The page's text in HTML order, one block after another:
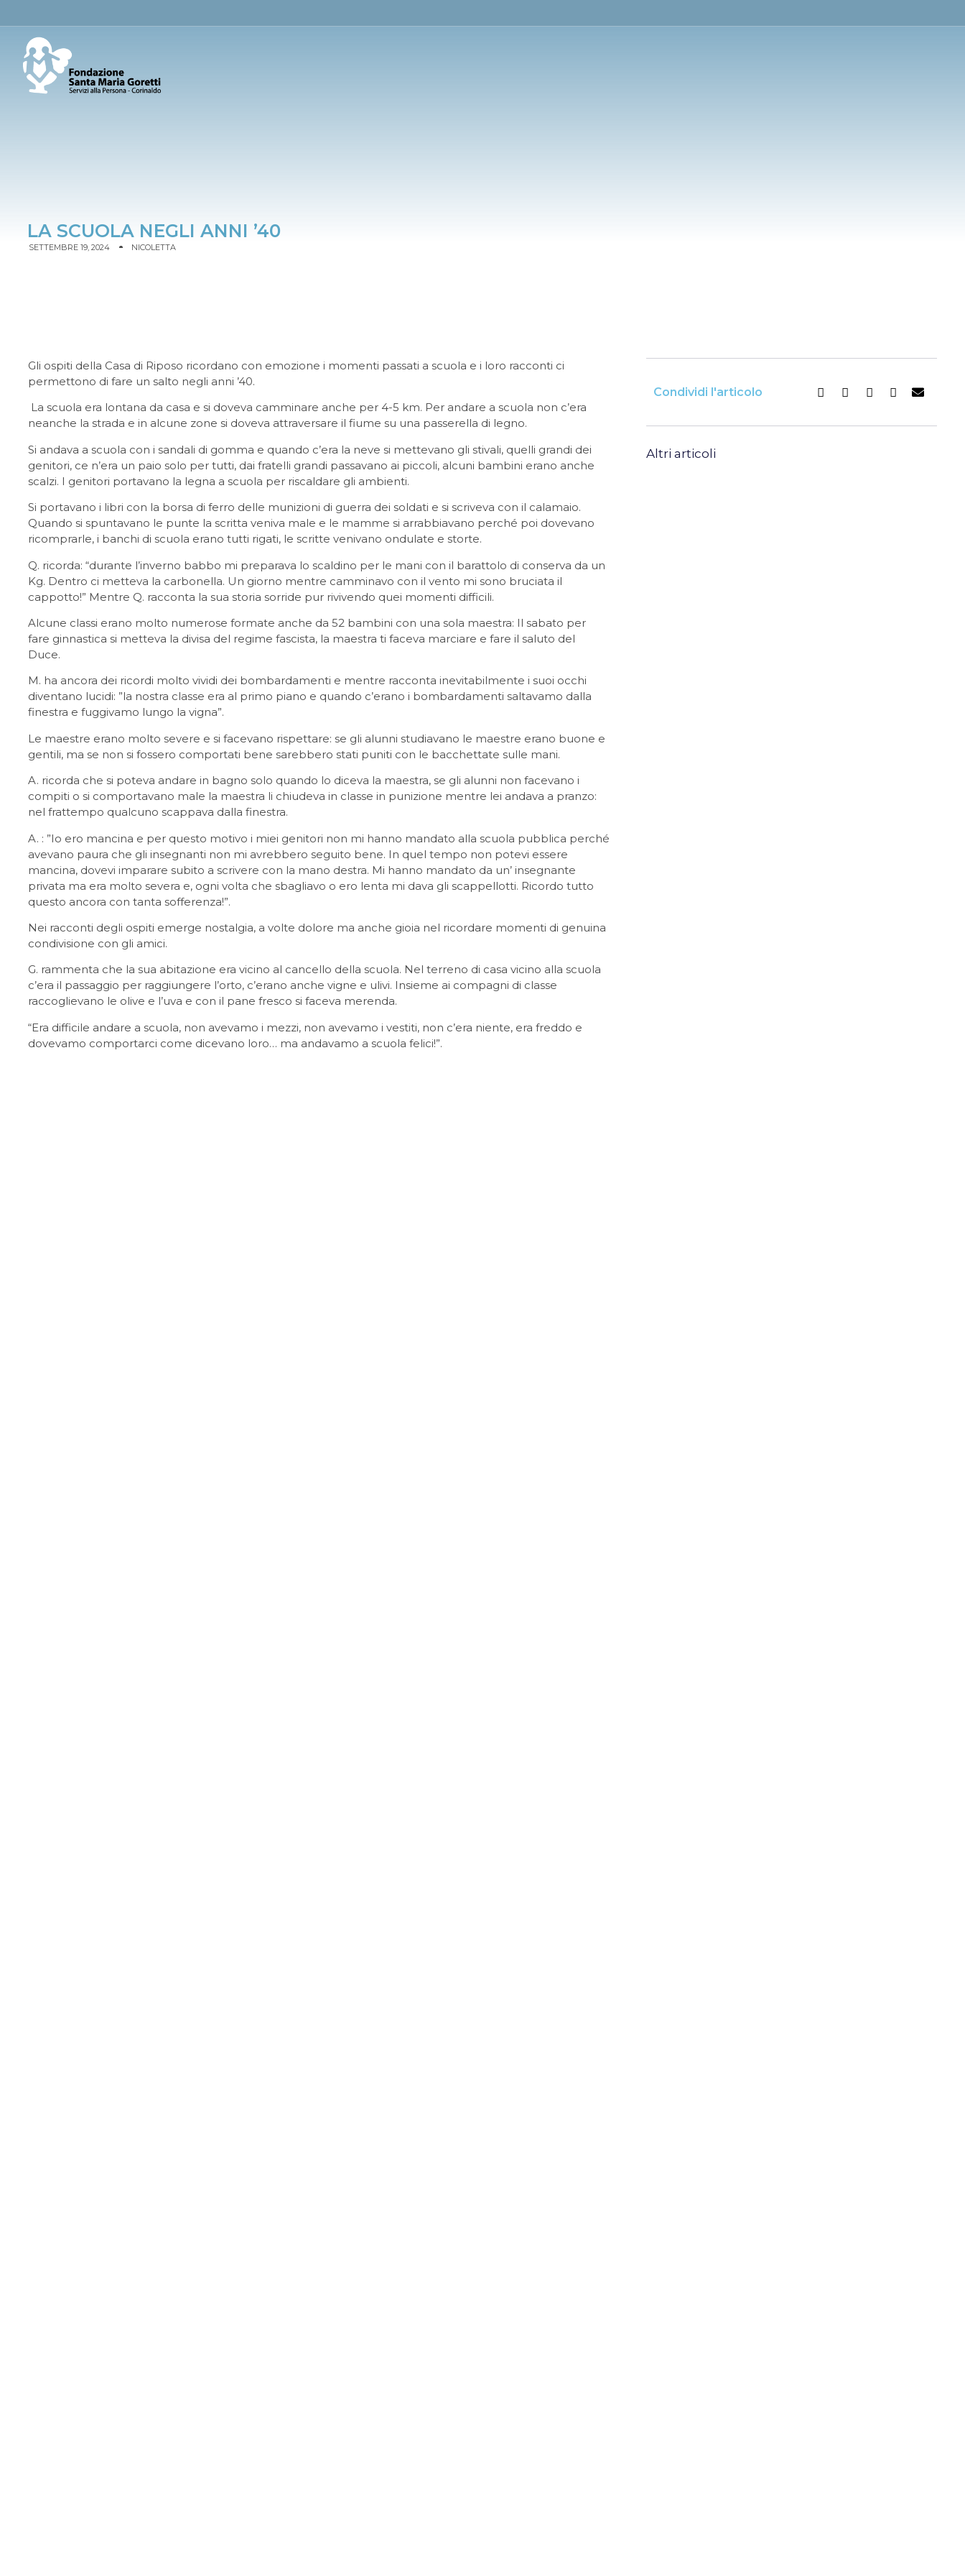
LA SCUOLA NEGLI ANNI ’40
SETTEMBRE 19, 2024 NICOLETTA
Gli ospiti della Casa di Riposo ricordano con emozione i momenti passati a scuola e i loro racconti ci
permettono di fare un salto negli anni ’40.
La scuola era lontana da casa e si doveva camminare anche per 4-5 km. Per andare a scuola non c’era
neanche la strada e in alcune zone si doveva attraversare il fiume su una passerella di legno.
Si andava a scuola con i sandali di gomma e quando c’era la neve si mettevano gli stivali, quelli grandi dei
genitori, ce n’era un paio solo per tutti, dai fratelli grandi passavano ai piccoli, alcuni bambini erano anche
scalzi. I genitori portavano la legna a scuola per riscaldare gli ambienti.
Si portavano i libri con la borsa di ferro delle munizioni di guerra dei soldati e si scriveva con il calamaio.
Quando si spuntavano le punte la scritta veniva male e le mamme si arrabbiavano perché poi dovevano
ricomprarle, i banchi di scuola erano tutti rigati, le scritte venivano ondulate e storte.
Q. ricorda: “durante l’inverno babbo mi preparava lo scaldino per le mani con il barattolo di conserva da un
Kg. Dentro ci metteva la carbonella. Un giorno mentre camminavo con il vento mi sono bruciata il
cappotto!” Mentre Q. racconta la sua storia sorride pur rivivendo quei momenti difficili.
Alcune classi erano molto numerose formate anche da 52 bambini con una sola maestra: Il sabato per
fare ginnastica si metteva la divisa del regime fascista, la maestra ti faceva marciare e fare il saluto del
Duce.
M. ha ancora dei ricordi molto vividi dei bombardamenti e mentre racconta inevitabilmente i suoi occhi
diventano lucidi: ”la nostra classe era al primo piano e quando c’erano i bombardamenti saltavamo dalla
finestra e fuggivamo lungo la vigna”.
Le maestre erano molto severe e si facevano rispettare: se gli alunni studiavano le maestre erano buone e
gentili, ma se non si fossero comportati bene sarebbero stati puniti con le bacchettate sulle mani.
A. ricorda che si poteva andare in bagno solo quando lo diceva la maestra, se gli alunni non facevano i
compiti o si comportavano male la maestra li chiudeva in classe in punizione mentre lei andava a pranzo:
nel frattempo qualcuno scappava dalla finestra.
A. : ”Io ero mancina e per questo motivo i miei genitori non mi hanno mandato alla scuola pubblica perché
avevano paura che gli insegnanti non mi avrebbero seguito bene. In quel tempo non potevi essere
mancina, dovevi imparare subito a scrivere con la mano destra. Mi hanno mandato da un’ insegnante
privata ma era molto severa e, ogni volta che sbagliavo o ero lenta mi dava gli scappellotti. Ricordo tutto
questo ancora con tanta sofferenza!”.
Nei racconti degli ospiti emerge nostalgia, a volte dolore ma anche gioia nel ricordare momenti di genuina
condivisione con gli amici.
G. rammenta che la sua abitazione era vicino al cancello della scuola. Nel terreno di casa vicino alla scuola
c’era il passaggio per raggiungere l’orto, c’erano anche vigne e ulivi. Insieme ai compagni di classe
raccoglievano le olive e l’uva e con il pane fresco si faceva merenda.
“Era difficile andare a scuola, non avevamo i mezzi, non avevamo i vestiti, non c’era niente, era freddo e
dovevamo comportarci come dicevano loro… ma andavamo a scuola felici!”.
Condividi l'articolo
Altri articoli